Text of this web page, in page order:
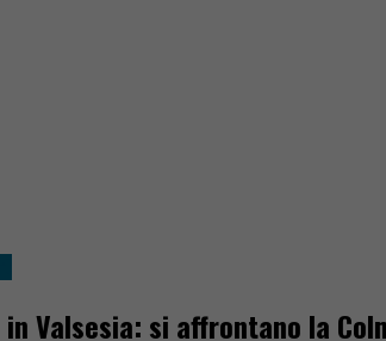
Valsesia: si affrontano la